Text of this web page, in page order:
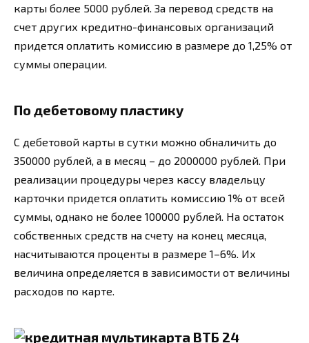
карты более 5000 рублей. За перевод средств на
счет других кредитно-финансовых организаций
придется оплатить комиссию в размере до 1,25% от
суммы операции.
По дебетовому пластику
С дебетовой карты в сутки можно обналичить до
350000 рублей, а в месяц – до 2000000 рублей. При
реализации процедуры через кассу владельцу
карточки придется оплатить комиссию 1% от всей
суммы, однако не более 100000 рублей. На остаток
собственных средств на счету на конец месяца,
насчитываются проценты в размере 1–6%. Их
величина определяется в зависимости от величины
расходов по карте.